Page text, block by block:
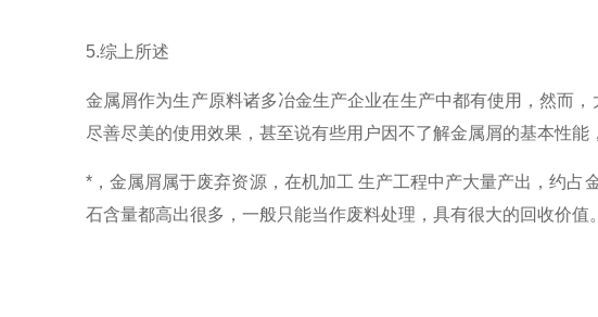
5.综上所述
金属屑作为生产原料诸多冶金生产企业在生产中都有使用，然而
尽善尽美的使用效果，甚至说有些用户因不了解金属屑的基本性能
*，金属屑属于废弃资源，在机加工 生产工程中产大量产出，约
石含量都高出很多，一般只能当作废料处理，具有很大的回收价